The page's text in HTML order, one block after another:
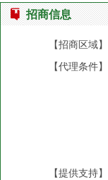
招商信息
【招商区域】
【代理条件】
【提供支持】